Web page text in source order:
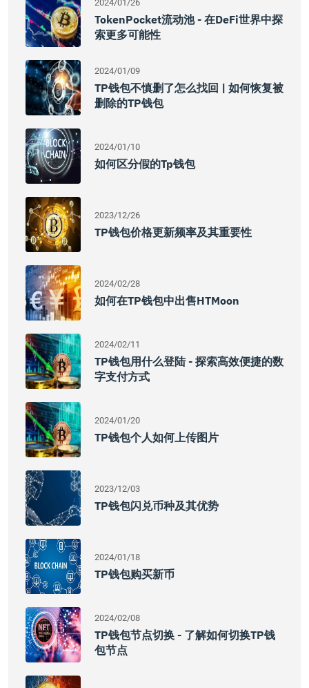
2024/01/26
TokenPocket流动池 - 在DeFi世界中探
索更多可能性
2024/01/09
TP钱包不慎删了怎么找回 | 如何恢复被
删除的TP钱包
2024/01/10
如何区分假的Tp钱包
2023/12/26
TP钱包价格更新频率及其重要性
2024/02/28
如何在TP钱包中出售HTMoon
2024/02/11
TP钱包用什么登陆 - 探索高效便捷的数
字支付方式
2024/01/20
TP钱包个人如何上传图片
2023/12/03
TP钱包闪兑币种及其优势
2024/01/18
TP钱包购买新币
2024/02/08
TP钱包节点切换 - 了解如何切换TP钱
包节点